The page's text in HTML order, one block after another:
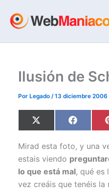
contenido
Ilusión de
Por Legado/13 diciembre 2006
Compartir
en
X
(
w
t
e
)
en
F
a
e
b
o
o
k
Mirad esta foto, y una
estais viendo
lo que está mal, qué es
vez creáis que tenéis la